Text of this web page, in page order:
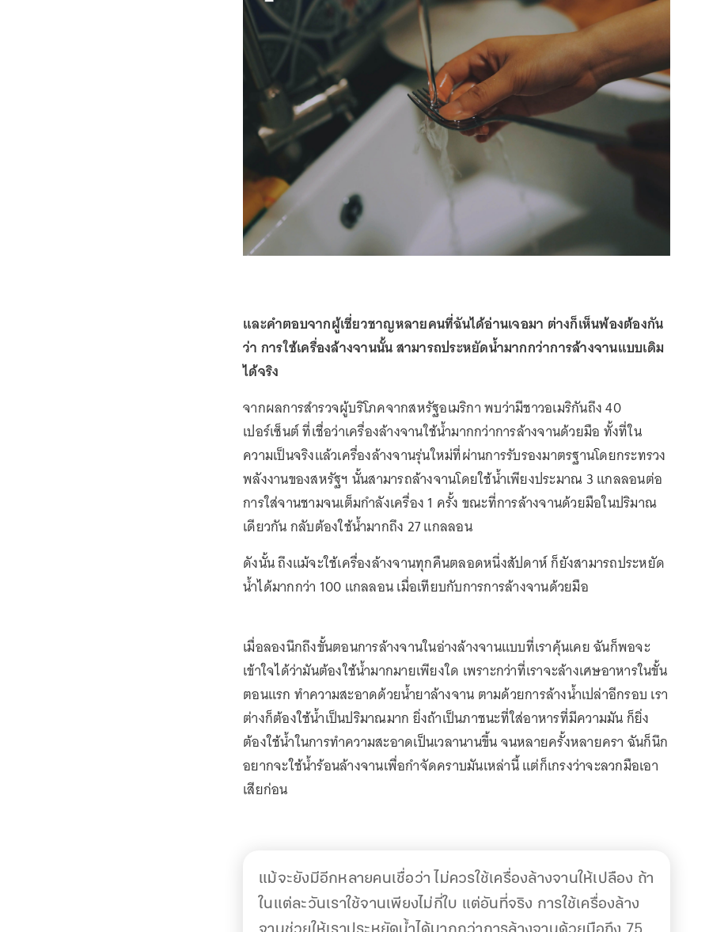
และคำตอบจากผู้เชี่ยวชาญหลายคนที่ฉันได้อ่านเจอมา ต่างก็เห็นพ้องต้องกัน
ว่า การใช้เครื่องล้างจานนั้น สามารถประหยัดน้ำมากกว่าการล้างจานแบบเดิม
ได้จริง
จากผลการสำรวจผู้บริโภคจากสหรัฐอเมริกา พบว่ามีชาวอเมริกันถึง 40
เปอร์เซ็นต์ ที่เชื่อว่าเครื่องล้างจานใช้น้ำมากกว่าการล้างจานด้วยมือ ทั้งที่ใน
ความเป็นจริงแล้วเครื่องล้างจานรุ่นใหม่ที่ผ่านการรับรองมาตรฐานโดยกระทรวง
พลังงานของสหรัฐฯ นั้นสามารถล้างจานโดยใช้น้ำเพียงประมาณ 3 แกลลอนต่อ
การใส่จานชามจนเต็มกำลังเครื่อง 1 ครั้ง ขณะที่การล้างจานด้วยมือในปริมาณ
เดียวกัน กลับต้องใช้น้ำมากถึง 27 แกลลอน
ดังนั้น ถึงแม้จะใช้เครื่องล้างจานทุกคืนตลอดหนึ่งสัปดาห์ ก็ยังสามารถประหยัด
น้ำได้มากกว่า 100 แกลลอน เมื่อเทียบกับการการล้างจานด้วยมือ
เมื่อลองนึกถึงขั้นตอนการล้างจานในอ่างล้างจานแบบที่เราคุ้นเคย ฉันก็พอจะ
เข้าใจได้ว่ามันต้องใช้น้ำมากมายเพียงใด เพราะกว่าที่เราจะล้างเศษอาหารในขั้น
ตอนแรก ทำความสะอาดด้วยน้ำยาล้างจาน ตามด้วยการล้างน้ำเปล่าอีกรอบ เรา
ต่างก็ต้องใช้น้ำเป็นปริมาณมาก ยิ่งถ้าเป็นภาชนะที่ใส่อาหารที่มีความมัน ก็ยิ่ง
ต้องใช้น้ำในการทำความสะอาดเป็นเวลานานขึ้น จนหลายครั้งหลายครา ฉันก็นึก
อยากจะใช้น้ำร้อนล้างจานเพื่อกำจัดคราบมันเหล่านี้ แต่ก็เกรงว่าจะลวกมือเอา
เสียก่อน
แม้จะยังมีอีกหลายคนเชื่อว่า ไม่ควรใช้เครื่องล้างจานให้เปลือง ถ้า
ในแต่ละวันเราใช้จานเพียงไม่กี่ใบ แต่อันที่จริง การใช้เครื่องล้าง